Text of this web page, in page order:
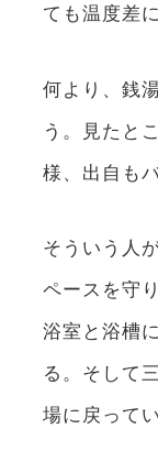
ても温度差
何より、銭
う。見たと
様、出自も
そういう人
ペースを守
浴室と浴槽
る。そして
場に戻ってい